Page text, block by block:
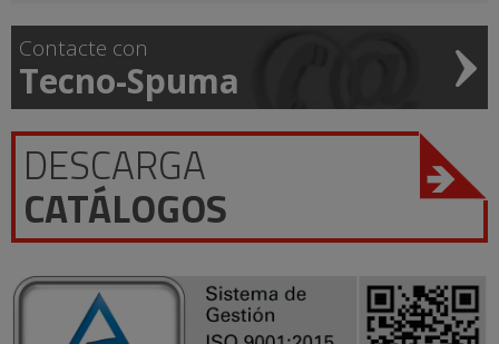
Contacte con
Tecno-Spuma
DESCARGA
CATÁLOGOS